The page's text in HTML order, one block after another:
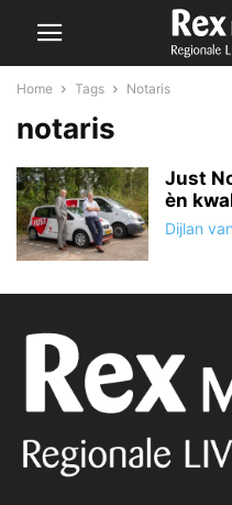
Home Tags Notaris
notaris
Just
èn
Dijlan